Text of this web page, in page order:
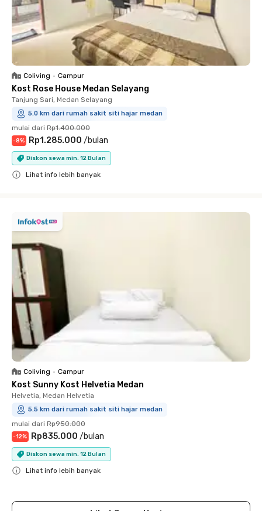
Coliving • Campur
Kost Rose House Medan Selayang
Tanjung Sari, Medan Selayang
5.0 km dari rumah sakit siti hajar medan
mulai dari Rp1.400.000
-8% Rp1.285.000 /bulan
Diskon sewa min. 12 Bulan
Lihat info lebih banyak
Coliving • Campur
Kost Sunny Kost Helvetia Medan
Helvetia, Medan Helvetia
5.5 km dari rumah sakit siti hajar medan
mulai dari Rp950.000
-12% Rp835.000 /bulan
Diskon sewa min. 12 Bulan
Lihat info lebih banyak